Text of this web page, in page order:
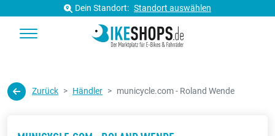
Dein Standort: Standort auswählen
Zurück Händler municycle.com - Roland Wende